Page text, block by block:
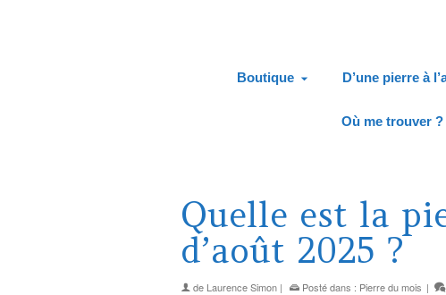
Boutique D’une pierre à
Où me trouver ?
Quelle est la
d’août 2025 ?
de Laurence Simon | Posté dans : Pierre du mois |